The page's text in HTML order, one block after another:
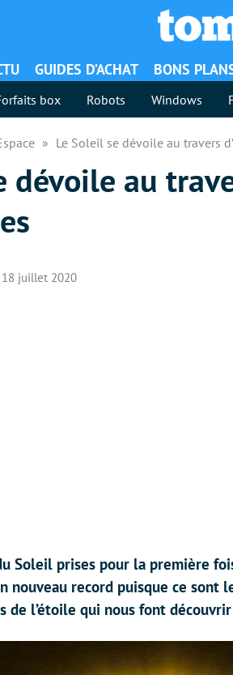
GUIDES D’ACHAT BONS
box Robots Windows
Le Soleil se dévoile au travers
dévoile au
18 juillet 2020
Soleil prises pour la première
nouveau record puisque ce sont
de l’étoile qui nous font